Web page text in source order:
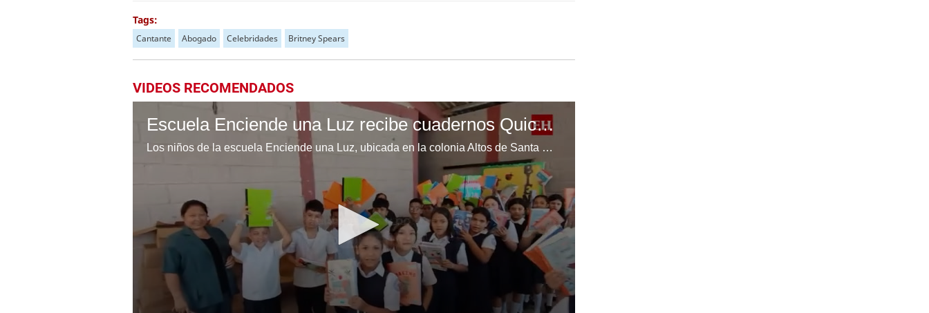
Tags:
Cantante Abogado Celebridades Britney Spears
VIDEOS RECOMENDADOS
Escuela Enciende una Luz recibe cuadernos Quick, gracias a la Maratón del Saber
Los niños de la escuela Enciende una Luz, ubicada en la colonia Altos de Santa Rosa, al sur de Tegucigalpa, recibieron cuadernos Quick como parte de la Campaña Maratón del Saber.